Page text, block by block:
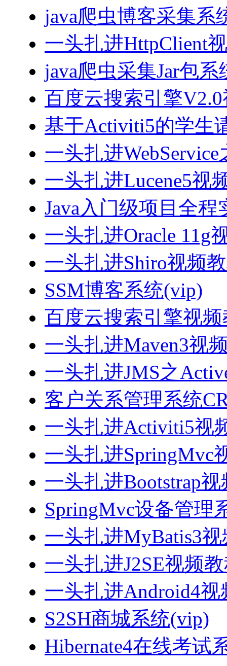
java爬虫博客采集系
一头扎进HttpClient
java爬虫采集Jar包
百度云搜索引擎
基于Activiti5的学生
一头扎进
一头扎进Lucene5视
Java入门级项目全程
一头扎进Oracle 11g
一头扎进Shiro视频
SSM博客系统(vip)
百度云搜索引擎视
一头扎进Maven3视
一头扎进JMS之
客户关系管理系统
一头扎进Activiti5视
一头扎进SpringMvc
一头扎进Bootstrap
SpringMvc设备管理
一头扎进MyBatis3
一头扎进J2SE视频
一头扎进Android4视
S2SH商城系统(vip)
Hibernate4在线考试